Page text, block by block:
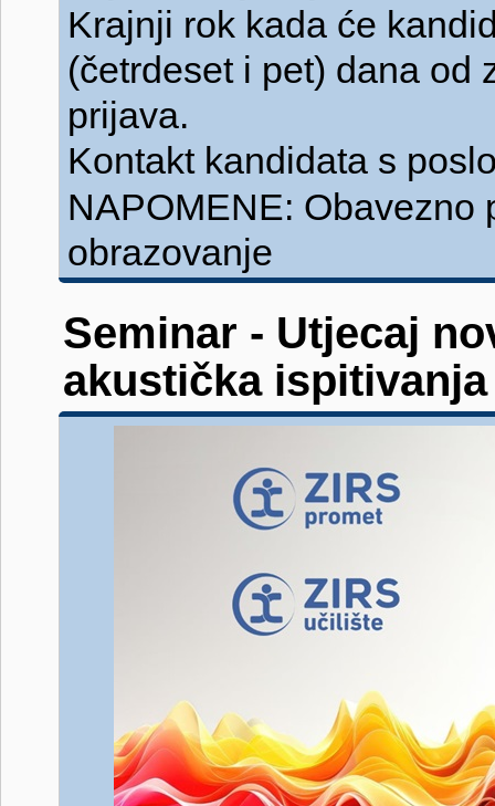
Krajnji rok kada će
(četrdeset i pet) dana od
prijava.
Kontakt kandidata s
NAPOMENE: Obavezno
obrazovanje
Seminar - Utjecaj
akustička ispitivanja